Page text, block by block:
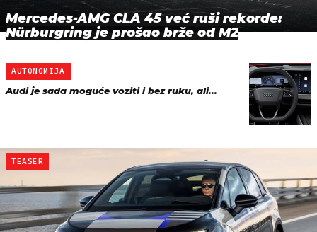
Mercedes-AMG CLA 45 već ruši rekorde:
Nürburgring je prošao brže od M2
AUTONOMIJA
Audi je sada moguće voziti i bez ruku, ali...
TEASER